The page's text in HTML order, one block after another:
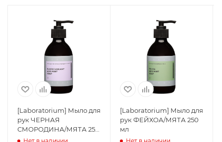
[Laboratorium] Мыло для
рук ЧЕРНАЯ
СМОРОДИНА/МЯТА 250
мл
[Laboratorium] Мыло для
рук ФЕЙХОА/МЯТА 250
мл